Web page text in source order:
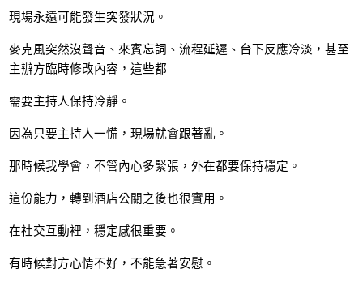
現場永遠可能發生突發狀況。
麥克風突然沒聲音、來賓忘詞、流程延遲、台下反應冷淡，甚至
主辦方臨時修改內容，這些都
需要主持人保持冷靜。
因為只要主持人一慌，現場就會跟著亂。
那時候我學會，不管內心多緊張，外在都要保持穩定。
這份能力，轉到酒店公關之後也很實用。
在社交互動裡，穩定感很重要。
有時候對方心情不好，不能急著安慰。